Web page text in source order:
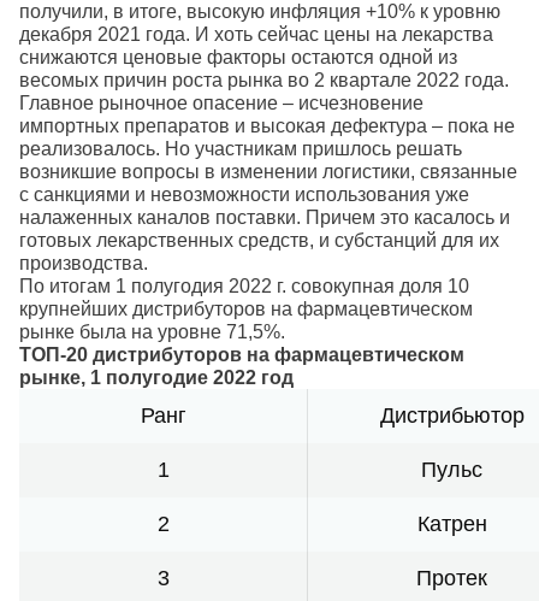
получили, в итоге, высокую инфляция +10% к уровню
декабря 2021 года. И хоть сейчас цены на лекарства
снижаются ценовые факторы остаются одной из
весомых причин роста рынка во 2 квартале 2022 года.
Главное рыночное опасение – исчезновение
импортных препаратов и высокая дефектура – пока не
реализовалось. Но участникам пришлось решать
возникшие вопросы в изменении логистики, связанные
с санкциями и невозможности использования уже
налаженных каналов поставки. Причем это касалось и
готовых лекарственных средств, и субстанций для их
производства.
По итогам 1 полугодия 2022 г. совокупная доля 10
крупнейших дистрибуторов на фармацевтическом
рынке была на уровне 71,5%.
ТОП-20 дистрибуторов на фармацевтическом
рынке, 1 полугодие 2022 год
Ранг Дистрибьютор
1 Пульс
2 Катрен
3 Протек